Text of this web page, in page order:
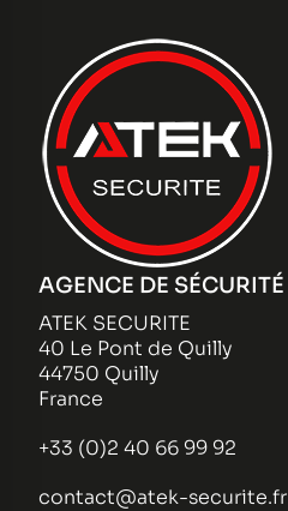
AGENCE DE SÉCURITÉ
ATEK SECURITE
40 Le Pont de Quilly
44750 Quilly
France
+33 (0)2 40 66 99 92
contact@atek-securite.fr